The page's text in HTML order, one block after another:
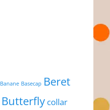
Banane Basecap Beret
Butterfly collar